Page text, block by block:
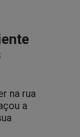
na rua
a